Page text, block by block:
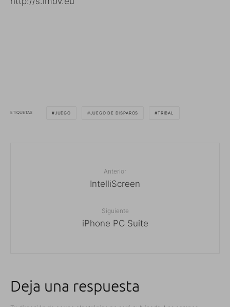
ETIQUETAS JUEGO JUEGO DE DISPAROS TRIBAL
Anterior
IntelliScreen
Siguiente
iPhone PC Suite
Deja una respuesta